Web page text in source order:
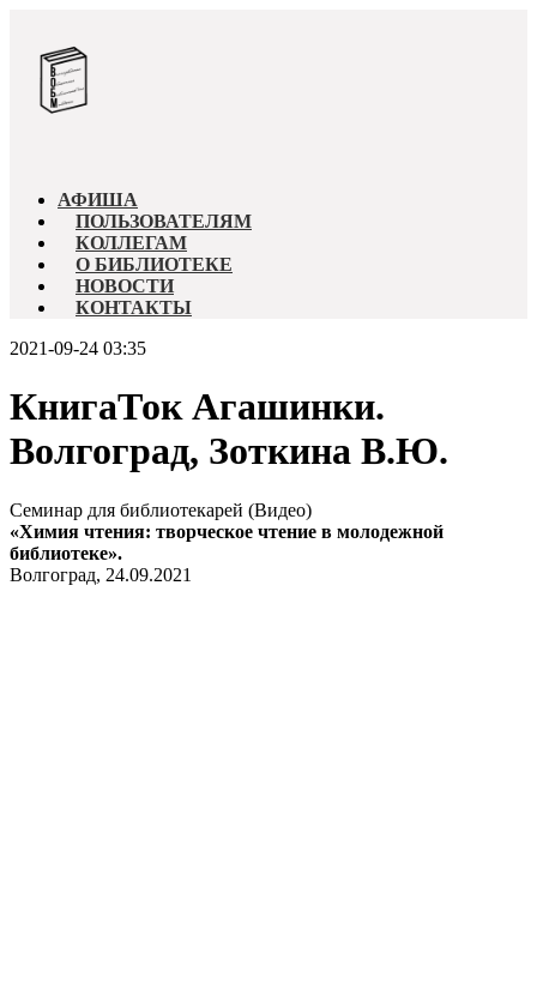
АФИША
ПОЛЬЗОВАТЕЛЯМ
КОЛЛЕГАМ
О БИБЛИОТЕКЕ
НОВОСТИ
КОНТАКТЫ
2021-09-24 03:35
КнигаТок Агашинки.
Волгоград, Зоткина В.Ю.
Семинар для библиотекарей (Видео)
«Химия чтения: творческое чтение в молодежной
библиотеке».
Волгоград, 24.09.2021